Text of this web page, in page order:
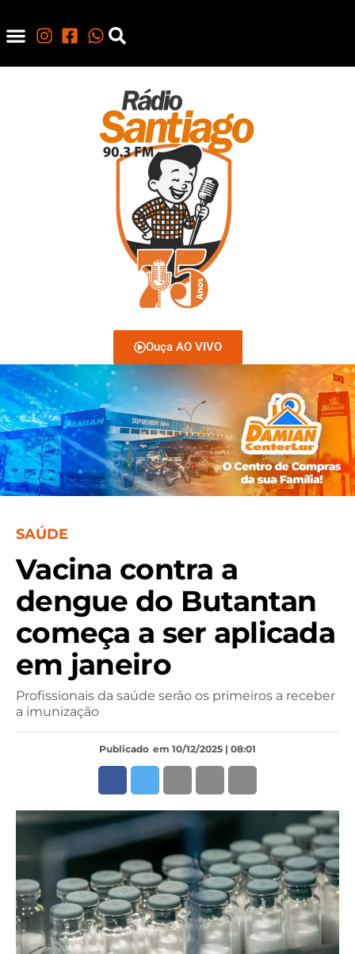
Ouça AO VIVO
SAÚDE
Vacina contra a
dengue do Butantan
começa a ser aplicada
em janeiro
Profissionais da saúde serão os primeiros a receber
a imunização
Publicado em 10/12/2025 | 08:01